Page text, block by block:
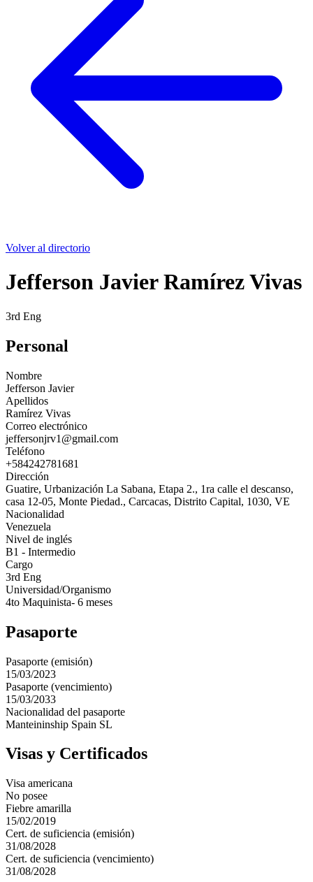
Volver al directorio
Jefferson Javier Ramírez Vivas
3rd Eng
Personal
Nombre
Jefferson Javier
Apellidos
Ramírez Vivas
Correo electrónico
jeffersonjrv1@gmail.com
Teléfono
+584242781681
Dirección
Guatire, Urbanización La Sabana, Etapa 2., 1ra calle el descanso,
casa 12-05, Monte Piedad., Carcacas, Distrito Capital, 1030, VE
Nacionalidad
Venezuela
Nivel de inglés
B1 - Intermedio
Cargo
3rd Eng
Universidad/Organismo
4to Maquinista- 6 meses
Pasaporte
Pasaporte (emisión)
15/03/2023
Pasaporte (vencimiento)
15/03/2033
Nacionalidad del pasaporte
Manteininship Spain SL
Visas y Certificados
Visa americana
No posee
Fiebre amarilla
15/02/2019
Cert. de suficiencia (emisión)
31/08/2028
Cert. de suficiencia (vencimiento)
31/08/2028